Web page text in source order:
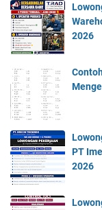
2026
PT
2026